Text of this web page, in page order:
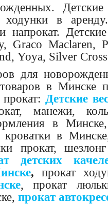
ходунки в
напрокат.
Graco Maclaren,
Yoya, Silver
для
в Минске
Детские
манежи,
в
в
прокат,
детских
, прокат
, прокат
прокат